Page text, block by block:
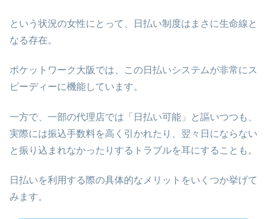
という状況の女性にとって、日払い制度はまさに生命線と
なる存在。
ポケットワーク大阪では、この日払いシステムが非常にス
ピーディーに機能しています。
一方で、一部の代理店では「日払い可能」と謳いつつも、
実際には振込手数料を高く引かれたり、翌々日にならない
と振り込まれなかったりするトラブルを耳にすることも。
日払いを利用する際の具体的なメリットをいくつか挙げて
みます。